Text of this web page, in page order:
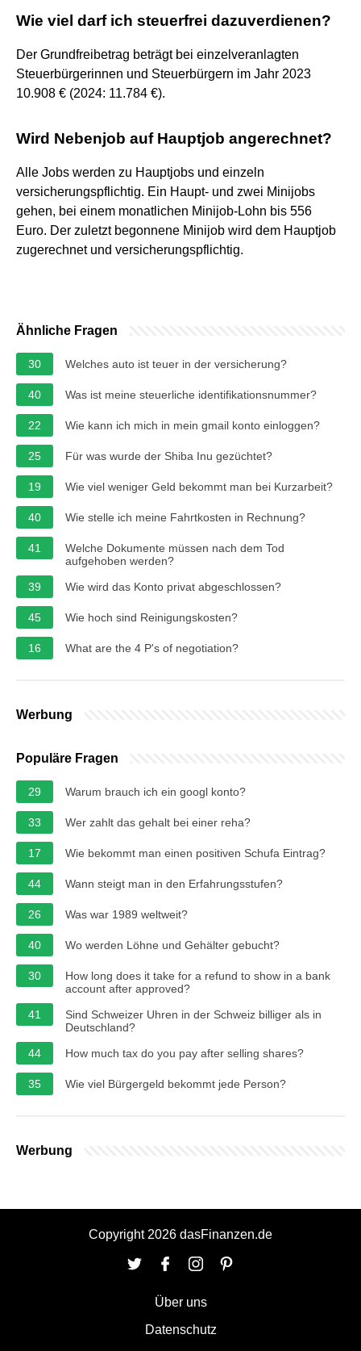
Wie viel darf ich steuerfrei dazuverdienen?
Der Grundfreibetrag beträgt bei einzelveranlagten
Steuerbürgerinnen und Steuerbürgern im Jahr 2023
10.908 € (2024: 11.784 €).
Wird Nebenjob auf Hauptjob angerechnet?
Alle Jobs werden zu Hauptjobs und einzeln
versicherungspflichtig. Ein Haupt- und zwei Minijobs
gehen, bei einem monatlichen Minijob-Lohn bis 556
Euro. Der zuletzt begonnene Minijob wird dem Hauptjob
zugerechnet und versicherungspflichtig.
Ähnliche Fragen
30 Welches auto ist teuer in der versicherung?
40 Was ist meine steuerliche identifikationsnummer?
22 Wie kann ich mich in mein gmail konto einloggen?
25 Für was wurde der Shiba Inu gezüchtet?
19 Wie viel weniger Geld bekommt man bei Kurzarbeit?
40 Wie stelle ich meine Fahrtkosten in Rechnung?
41
Welche Dokumente müssen nach dem Tod
aufgehoben werden?
39
Wie wird das Konto privat abgeschlossen?
45 Wie hoch sind Reinigungskosten?
16 What are the 4 P's of negotiation?
Werbung
Populäre Fragen
29 Warum brauch ich ein googl konto?
33 Wer zahlt das gehalt bei einer reha?
17 Wie bekommt man einen positiven Schufa Eintrag?
44 Wann steigt man in den Erfahrungsstufen?
26 Was war 1989 weltweit?
40 Wo werden Löhne und Gehälter gebucht?
30
How long does it take for a refund to show in a bank
account after approved?
41
Sind Schweizer Uhren in der Schweiz billiger als in
Deutschland?
44
How much tax do you pay after selling shares?
35 Wie viel Bürgergeld bekommt jede Person?
Werbung
Copyright 2026 dasFinanzen.de
Über uns
Datenschutz